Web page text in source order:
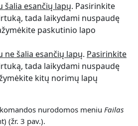
šalia esančių lapų. Pasirinkite
tada laikydami nuspaudę
paskutinio lapo
ne šalia esančių lapų. Pasirinkite
tada laikydami nuspaudę
kitų norimų lapų
nurodomos meniu Failas
(žr. 3 pav.).